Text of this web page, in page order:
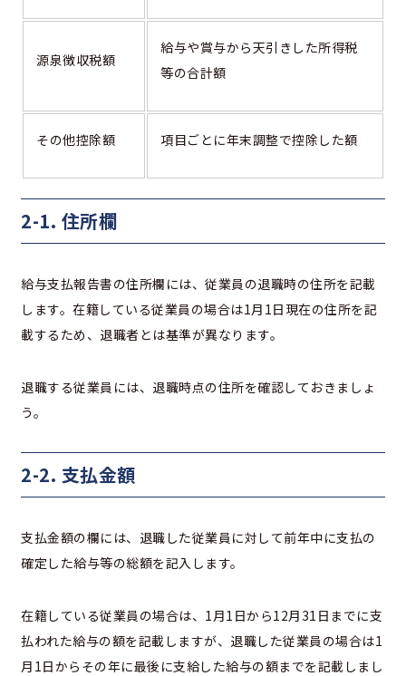
源泉徴収税額
給与や賞与から天引きした所得税
等の合計額
その他控除額 項目ごとに年末調整で控除した額
2-1. 住所欄
給与支払報告書の住所欄には、従業員の退職時の住所を記載
します。在籍している従業員の場合は1月1日現在の住所を記
載するため、退職者とは基準が異なります。
退職する従業員には、退職時点の住所を確認しておきましょ
う。
2-2. 支払金額
支払金額の欄には、退職した従業員に対して前年中に支払の
確定した給与等の総額を記入します。
在籍している従業員の場合は、1月1日から12月31日までに支
払われた給与の額を記載しますが、退職した従業員の場合は1
月1日からその年に最後に支給した給与の額までを記載しまし